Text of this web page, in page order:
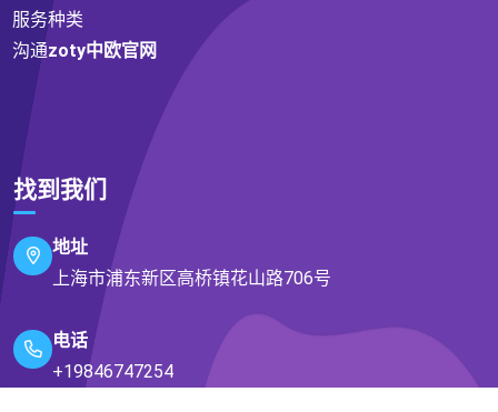
服务种类
沟通zoty中欧官网
找到我们
地址
上海市浦东新区高桥镇花山路706号
电话
+19846747254